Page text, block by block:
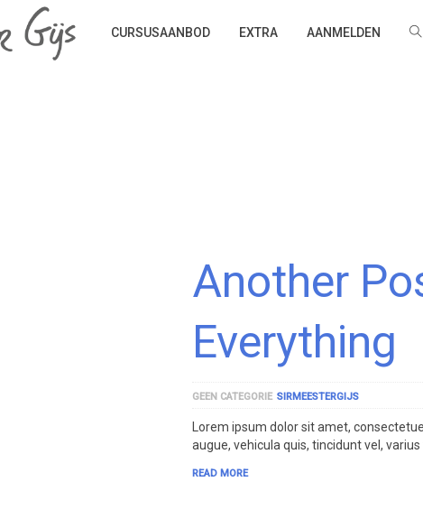
CURSUSAANBOD EXTRA AANMELDEN
Another
Everything
GEEN CATEGORIE SIRMEESTERGIJS
Lorem ipsum dolor sit amet,
augue, vehicula quis, tincidunt vel, varius
READ MORE